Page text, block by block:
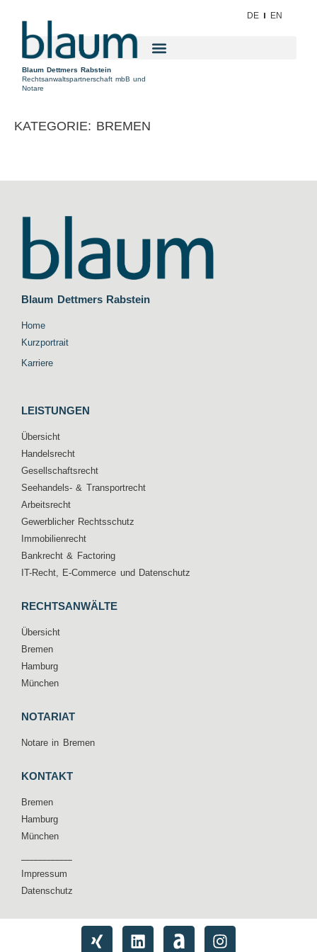
DE EN
Blaum Dettmers Rabstein
Rechtsanwaltspartnerschaft mbB und
Notare
KATEGORIE: BREMEN
Blaum Dettmers Rabstein
Home
Kurzportrait
Karriere
LEISTUNGEN
Übersicht
Handelsrecht
Gesellschaftsrecht
Seehandels- & Transportrecht
Arbeitsrecht
Gewerblicher Rechtsschutz
Immobilienrecht
Bankrecht & Factoring
IT-Recht, E-Commerce und Datenschutz
RECHTSANWÄLTE
Übersicht
Bremen
Hamburg
München
NOTARIAT
Notare in Bremen
KONTAKT
Bremen
Hamburg
München
Impressum
Datenschutz